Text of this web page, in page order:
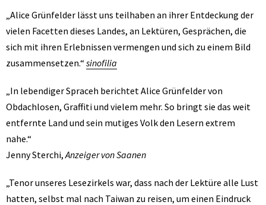
„Alice Grünfelder lässt uns teilhaben an ihrer Entdeckung der
vielen Facetten dieses Landes, an Lektüren, Gesprächen, die
sich mit ihren Erlebnissen vermengen und sich zu einem Bild
zusammensetzen.“ sinofilia
„In lebendiger Spraceh berichtet Alice Grünfelder von
Obdachlosen, Graffiti und vielem mehr. So bringt sie das weit
entfernte Land und sein mutiges Volk den Lesern extrem
nahe.“
Jenny Sterchi,Anzeiger von Saanen
„Tenor unseres Lesezirkels war, dass nach der Lektüre alle Lust
hatten, selbst mal nach Taiwan zu reisen, um einen Eindruck